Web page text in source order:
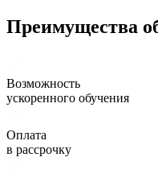
Преимущества
Возможность
ускоренного обучения
Оплата
в рассрочку